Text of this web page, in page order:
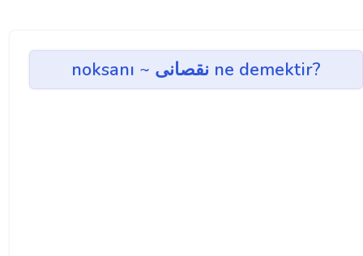
noksanı ~ نقصانی ne demektir?